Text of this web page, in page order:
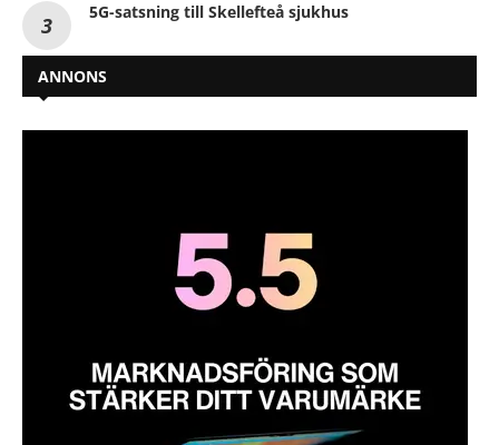
5G-satsning till Skellefteå sjukhus
ANNONS